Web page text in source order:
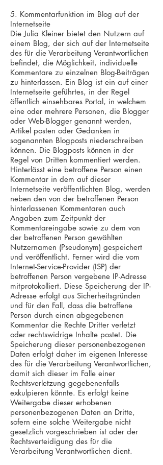
5. Kommentarfunktion im Blog auf der
Internetseite
Die Julia Kleiner bietet den Nutzern auf
einem Blog, der sich auf der Internetseite
des für die Verarbeitung Verantwortlichen
befindet, die Möglichkeit, individuelle
Kommentare zu einzelnen Blog-Beiträgen
zu hinterlassen. Ein Blog ist ein auf einer
Internetseite geführtes, in der Regel
öffentlich einsehbares Portal, in welchem
eine oder mehrere Personen, die Blogger
oder Web-Blogger genannt werden,
Artikel posten oder Gedanken in
sogenannten Blogposts niederschreiben
können. Die Blogposts können in der
Regel von Dritten kommentiert werden.
Hinterlässt eine betroffene Person einen
Kommentar in dem auf dieser
Internetseite veröffentlichten Blog, werden
neben den von der betroffenen Person
hinterlassenen Kommentaren auch
Angaben zum Zeitpunkt der
Kommentareingabe sowie zu dem von
der betroffenen Person gewählten
Nutzernamen (Pseudonym) gespeichert
und veröffentlicht. Ferner wird die vom
Internet-Service-Provider (ISP) der
betroffenen Person vergebene IP-Adresse
mitprotokolliert. Diese Speicherung der IP-
Adresse erfolgt aus Sicherheitsgründen
und für den Fall, dass die betroffene
Person durch einen abgegebenen
Kommentar die Rechte Dritter verletzt
oder rechtswidrige Inhalte postet. Die
Speicherung dieser personenbezogenen
Daten erfolgt daher im eigenen Interesse
des für die Verarbeitung Verantwortlichen,
damit sich dieser im Falle einer
Rechtsverletzung gegebenenfalls
exkulpieren könnte. Es erfolgt keine
Weitergabe dieser erhobenen
personenbezogenen Daten an Dritte,
sofern eine solche Weitergabe nicht
gesetzlich vorgeschrieben ist oder der
Rechtsverteidigung des für die
Verarbeitung Verantwortlichen dient.